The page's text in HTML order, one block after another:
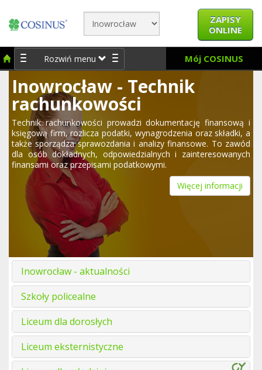
ZAPISY
ONLINE
Rozwiń menu Mój COSINUS
Inowrocław - Technik
rachunkowości
Technik rachunkowości prowadzi dokumentację finansową i
księgową firm, rozlicza podatki, wynagrodzenia oraz składki, a
także sporządza sprawozdania i analizy finansowe. To zawód
dla osób dokładnych, odpowiedzialnych i zainteresowanych
finansami oraz przepisami podatkowymi.
Więcej informacji
Inowrocław - aktualności
Szkoły policealne
Liceum dla dorosłych
Liceum eksternistyczne